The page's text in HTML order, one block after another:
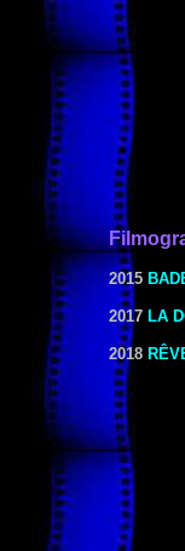
2015
2017 LA
2018